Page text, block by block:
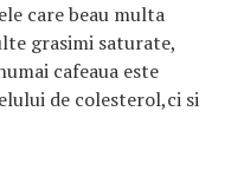
care beau multa
grasimi saturate,
cafeaua este
de colesterol,ci si